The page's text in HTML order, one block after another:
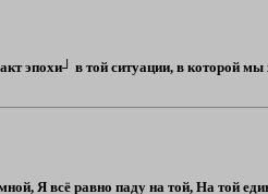
эпохи┘ в той ситуации, в которой
Я всё равно паду на той, На той